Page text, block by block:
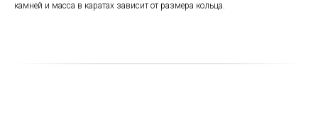
камней и масса в каратах зависит от размера кольца.